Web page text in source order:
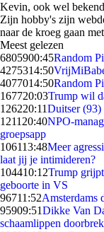
Kevin, ook wel
Zijn hobby's zijn
naar de kroeg gaan
Meest gelezen
6805900:45Random
4275314:50
4077014:50Random
167720:03Trump wil
126220:11Duitser (93)
1211 20:40NPO-
groepsapp
106113:48Meer
laat jij je intimideren?
104410:12Trump
geboorte in VS
96711:52Amsterdams
95909:51Dikke Van
schaamlippen